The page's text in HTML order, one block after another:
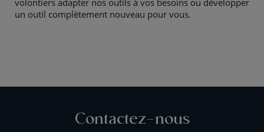
volontiers adapter nos outils à vos besoins ou développer
un outil complètement nouveau pour vous.
Contactez-nous